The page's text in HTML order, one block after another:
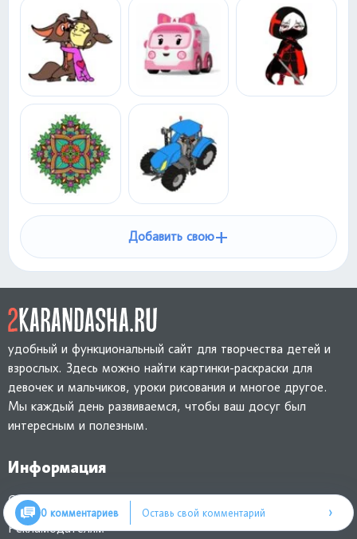
Добавить свою+
0 комментариев Оставь свой комментарий ›
удобный и функциональный сайт для творчества детей и
взрослых. Здесь можно найти картинки-раскраски для
девочек и мальчиков, уроки рисования и многое другое.
Мы каждый день развиваемся, чтобы ваш досуг был
интересным и полезным.
Информация
Обратная связь
Рекламодателям